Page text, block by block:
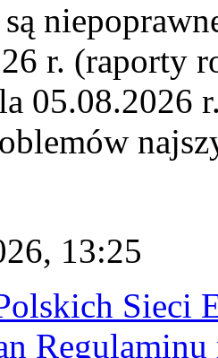
r. (raporty
05.08.2026
13:25
Sieci